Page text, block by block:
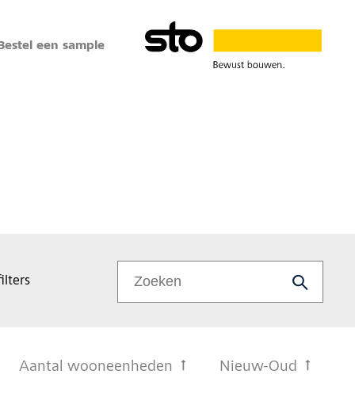
Bestel een sample
Aantal wooneenheden Nieuw-Oud